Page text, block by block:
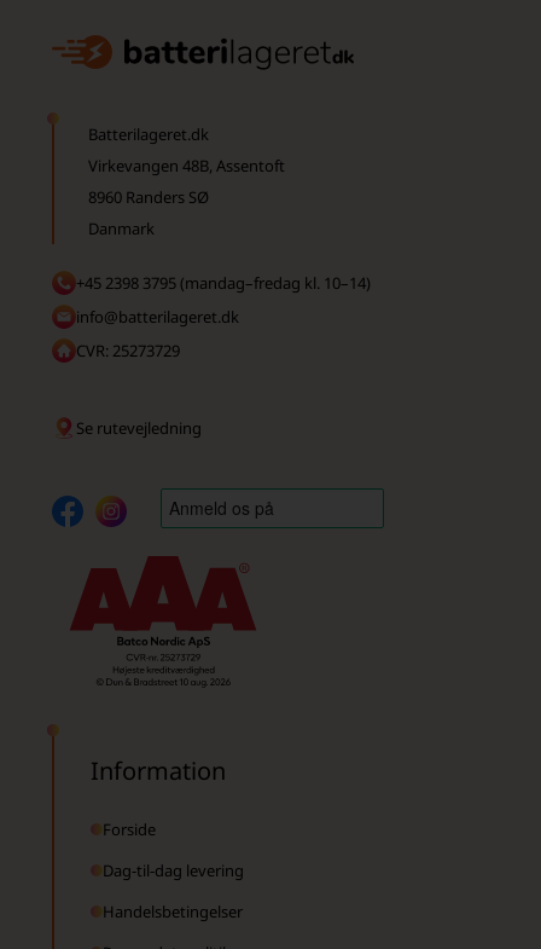
Batterilageret.dk
Virkevangen 48B, Assentoft
8960 Randers SØ
Danmark
+45 2398 3795 (mandag–fredag kl. 10–14)
info@batterilageret.dk
CVR: 25273729
Se rutevejledning
Information
Forside
Dag-til-dag levering
Handelsbetingelser